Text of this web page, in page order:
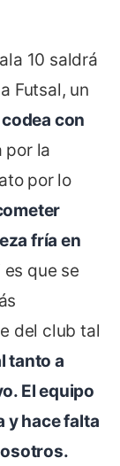
10 saldrá
Futsal, un
con
por la
por lo
fría en
es que se
del club tal
tanto a
El equipo
y hace falta